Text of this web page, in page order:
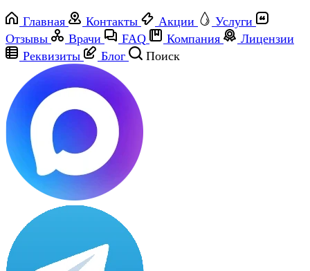
Главная Контакты Акции
Услуги
Отзывы
Врачи FAQ Компания
Лицензии
Реквизиты
Блог Поиск